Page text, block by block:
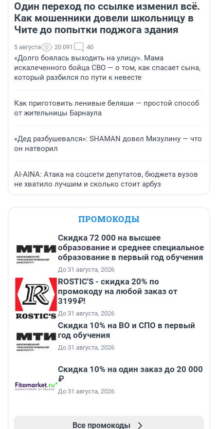
Один переход по ссылке изменил всё.
Как мошенники довели школьницу в
Чите до попытки поджога здания
5 августа 20 091 40
«Долго боялась выходить на улицу». Мама
искалеченного бойца СВО — о том, как спасает сына,
который разбился по пути к невесте
Как приготовить ленивые беляши — простой способ
от жительницы Барнаула
«Дед разбушевался»: SHAMAN довел Мизулину — что
он натворил
AI-AINA: Атака на соцсети депутатов, бюджета вузов
не хватило лучшим и сколько стоит арбуз
ПРОМОКОДЫ
Скидка 72 000 на высшее
образование и среднее специальное
образование в первый год обучения
До 31 августа, 2026
ROSTIC'S - скидка 20% по
промокоду на любой заказ от
3199₽!
До 31 августа, 2026
Скидка 10% на ВО и СПО в первый
год обучения
До 31 августа, 2026
Скидка 10% на один заказ до 20 000
₽
До 31 августа, 2026
Все промокоды